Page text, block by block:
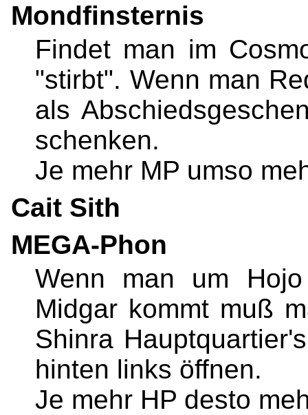
Mondfinsternis
Findet man im
"stirbt". Wenn man
als
schenken.
Je mehr MP umso
Cait Sith
MEGA-Phon
Wenn man um
Midgar kommt muß
Shinra
hinten links öffnen.
Je mehr HP desto